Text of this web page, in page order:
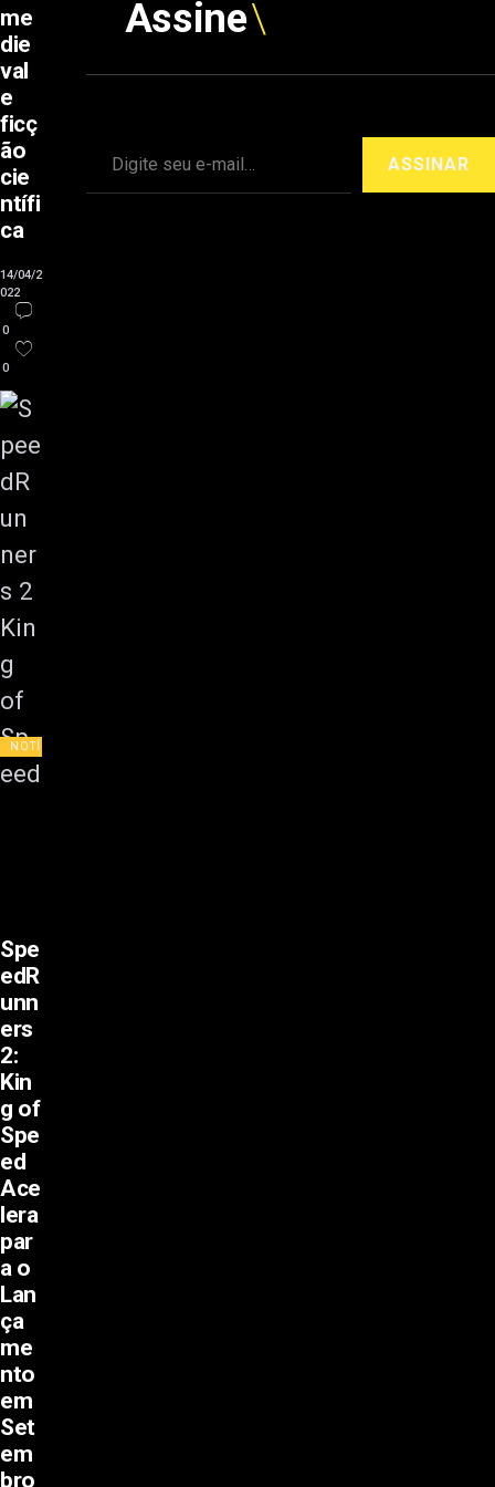
me
die
val
e
ficç
ão
cie
ntífi
ca
14/04/2
022
0
0
NOTÍCIAS
Spe
edR
unn
ers
2:
Kin
g of
Spe
ed
Ace
lera
par
a o
Lan
ça
me
nto
em
Set
em
bro
Assine
ASSINAR